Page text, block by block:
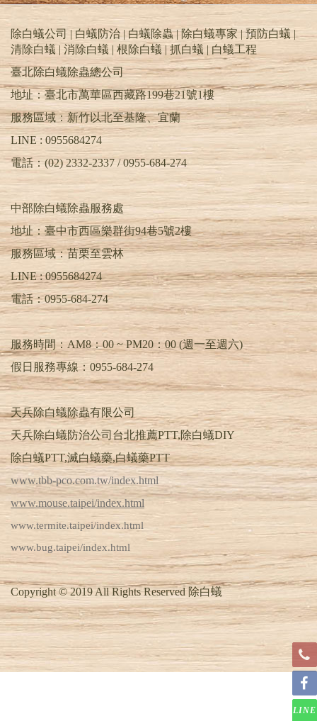
除白蟻公司 | 白蟻防治 | 白蟻除蟲 | 除白蟻專家 | 預防白蟻 |
清除白蟻 | 消除白蟻 | 根除白蟻 | 抓白蟻 | 白蟻工程
臺北除白蟻除蟲總公司
地址：臺北市萬華區西藏路199巷21號1樓
服務區域：新竹以北至基隆、宜蘭
LINE : 0955684274
電話：(02) 2332-2337 / 0955-684-274
中部除白蟻除蟲服務處
地址：臺中市西區樂群街94巷5號2樓
服務區域：苗栗至雲林
LINE :0955684274
電話：0955-684-274
服務時間：AM8：00 ~ PM20：00 (週一至週六)
假日服務專線：0955-684-274
天兵除白蟻除蟲有限公司
天兵除白蟻防治公司台北推薦PTT,除白蟻DIY
除白蟻PTT,滅白蟻藥,白蟻藥PTT
www.tbb-pco.com.tw/index.html
www.mouse.taipei/index.html
www.termite.taipei/index.html
www.bug.taipei/index.html
Copyright © 2019 All Rights Reserved 除白蟻
LINE